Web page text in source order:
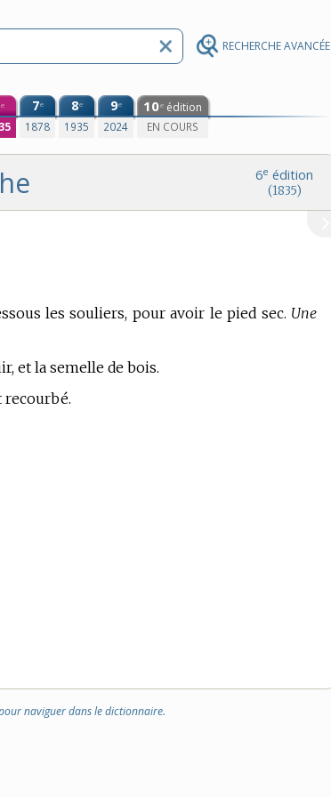
RECHERCHE AVANCÉE
e 7e
1878
8e
1935
9e
2024
10e édition
EN COURS
6e édition
(1835)
les souliers, pour avoir le pied sec. Une
et la semelle de bois.
naviguer dans le dictionnaire.